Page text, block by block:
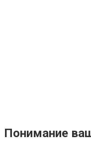
Понимание